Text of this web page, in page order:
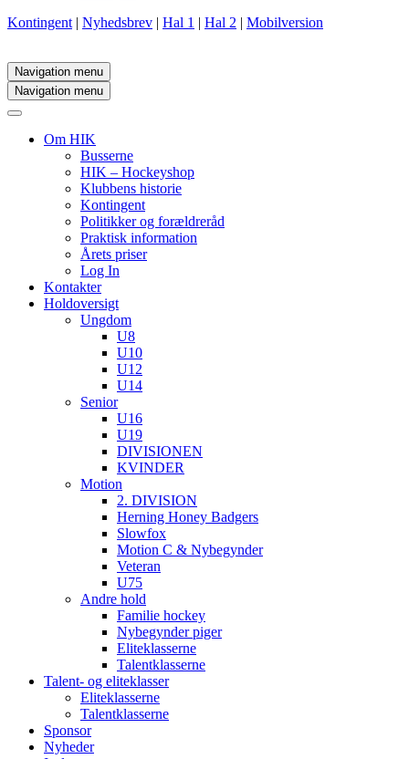
Kontingent | Nyhedsbrev | Hal 1 | Hal 2 | Mobilversion
Navigation menu
Navigation menu
Om HIK
Busserne
HIK – Hockeyshop
Klubbens historie
Kontingent
Politikker og forældreråd
Praktisk information
Årets priser
Log In
Kontakter
Holdoversigt
Ungdom
U8
U10
U12
U14
Senior
U16
U19
DIVISIONEN
KVINDER
Motion
2. DIVISION
Herning Honey Badgers
Slowfox
Motion C & Nybegynder
Veteran
U75
Andre hold
Familie hockey
Nybegynder piger
Eliteklasserne
Talentklasserne
Talent- og eliteklasser
Eliteklasserne
Talentklasserne
Sponsor
Nyheder